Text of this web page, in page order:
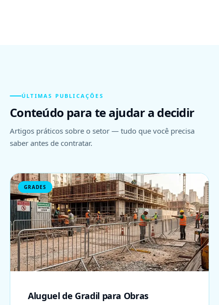
ÚLTIMAS PUBLICAÇÕES
Conteúdo para te ajudar a decidir
Artigos práticos sobre o setor — tudo que você precisa
saber antes de contratar.
GRADES
Aluguel de Gradil para Obras